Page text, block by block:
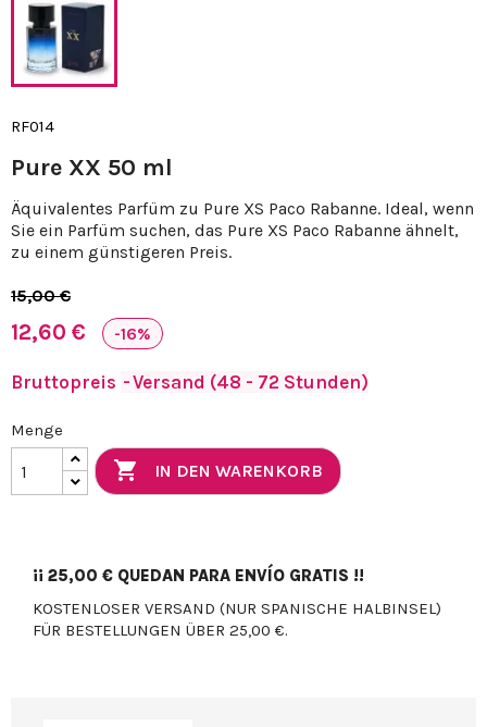
RF014
Pure XX 50 ml
Äquivalentes Parfüm zu Pure XS Paco Rabanne. Ideal, wenn
Sie ein Parfüm suchen, das Pure XS Paco Rabanne ähnelt,
zu einem günstigeren Preis.
15,00 €
12,60 € -16%
Bruttopreis Versand (48 - 72 Stunden)
Menge
 IN DEN WARENKORB
¡¡ 25,00 € QUEDAN PARA ENVÍO GRATIS !!
KOSTENLOSER VERSAND (NUR SPANISCHE HALBINSEL)
FÜR BESTELLUNGEN ÜBER 25,00 €.